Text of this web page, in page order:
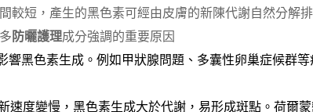
較短，產生的黑色素可經由皮膚的新陳代謝自然分解
防曬護理成分強調的重要原因
黑色素生成。例如甲狀腺問題、多囊性卵巢症候群
速度變慢，黑色素生成大於代謝，易形成斑點。荷爾